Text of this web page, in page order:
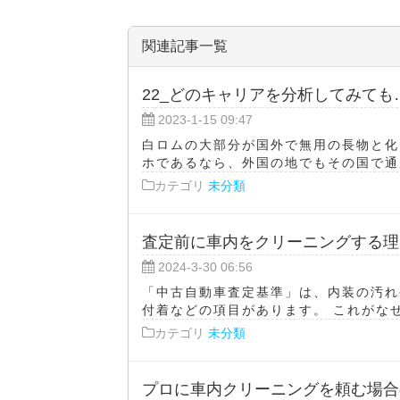
関連記事一覧
22_どのキャリアを分析してみて
2023-1-15 09:47
白ロムの大部分が国外で無用の長物と
ホであるなら、外国の地でもその国で
カテゴリ 未分類
査定前に車内をクリーニングする
2024-3-30 06:56
「中古自動車査定基準」は、内装の汚
付着などの項目があります。 これがな
カテゴリ 未分類
プロに車内クリーニングを頼む場